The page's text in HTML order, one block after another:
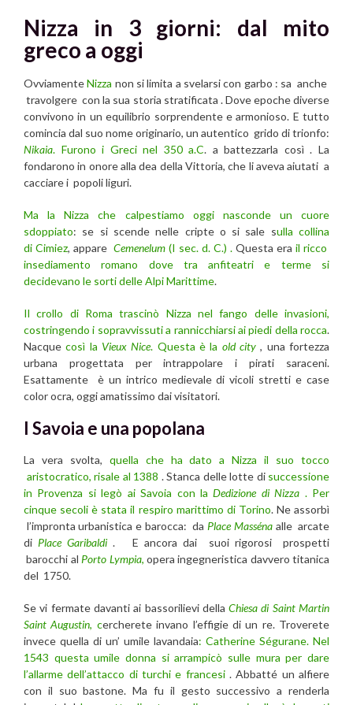
Nizza in 3 giorni: dal mito
greco a oggi
OvviamenteNizza non si limita a svelarsi con garbo : sa anche
travolgere con la sua storia stratificata . Dove epoche diverse
convivono in un equilibrio sorprendente e armonioso. E tutto
comincia dal suo nome originario, un autentico grido di trionfo:
Nikaia. Furono i Greci nel 350 a.C. a battezzarla così . La
fondarono in onore alla dea della Vittoria, che li aveva aiutati a
cacciare i popoli liguri.
Ma la Nizza che calpestiamo oggi nasconde un cuore
sdoppiato: se si scende nelle cripte o si sale sulla collina
di Cimiez, appare Cemenelum (I sec. d. C.) . Questa era il ricco
insediamento romano dove tra anfiteatri e terme si
decidevano le sorti delle Alpi Marittime.
Il crollo di Roma trascinò Nizza nel fango delle invasioni,
costringendo i sopravvissuti a rannicchiarsi ai piedi della rocca.
Nacquecosì la Vieux Nice. Questa è la old city , una fortezza
urbana progettata per intrappolare i pirati saraceni.
Esattamente è un intrico medievale di vicoli stretti e case
color ocra, oggi amatissimo dai visitatori.
I Savoia e una popolana
La vera svolta, quella che ha dato a Nizza il suo tocco
aristocratico, risale al 1388 . Stanca delle lotte di successione
in Provenza si legò ai Savoia con laDedizione di Nizza . Per
cinque secoli è stata il respiro marittimo di Torino. Ne assorbì
l’impronta urbanistica e barocca: da Place Massénaalle arcate
di Place Garibaldi . E ancora dai suoi rigorosi prospetti
barocchi al Porto Lympia, opera ingegneristica davvero titanica
del 1750.
Se vi fermate davanti ai bassorilievi dellaChiesa di Saint Martin
Saint Augustin, cercherete invano l’effigie di un re. Troverete
invece quella di un’ umile lavandaia: Catherine Ségurane. Nel
1543 questa umile donna si arrampicò sulle mura per dare
l’allarme dell’attacco di turchi e francesi . Abbatté un alfiere
con il suo bastone. Ma fu il gesto successivo a renderla